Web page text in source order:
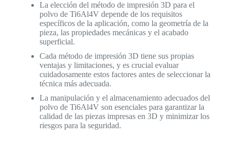
La elección del método de impresión 3D para el
polvo de Ti6Al4V depende de los requisitos
específicos de la aplicación, como la geometría de la
pieza, las propiedades mecánicas y el acabado
superficial.
Cada método de impresión 3D tiene sus propias
ventajas y limitaciones, y es crucial evaluar
cuidadosamente estos factores antes de seleccionar la
técnica más adecuada.
La manipulación y el almacenamiento adecuados del
polvo de Ti6Al4V son esenciales para garantizar la
calidad de las piezas impresas en 3D y minimizar los
riesgos para la seguridad.